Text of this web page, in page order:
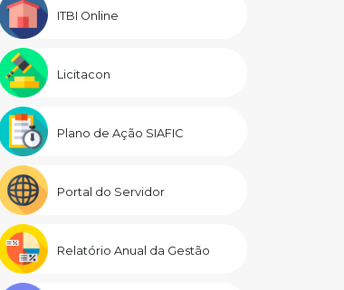
ITBI Online
Licitacon
Plano de Ação SIAFIC
Portal do Servidor
Relatório Anual da Gestão